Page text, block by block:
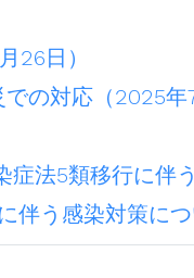
26日）
の対応（2025年7
法5類移行に伴
う感染対策につ